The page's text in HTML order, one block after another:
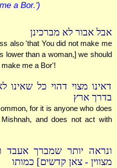
a Bor.')
אבל אבור לא מברכינן
also 'that You did not make me
lower than a woman,] we should
me a Bor'!
דאינו מצוי דהוי כל
בדרך ארץ
for it is anyone who does
and does not act with
ונראה יותר שמברך אעבד
מצווין - צאן קדשים] כמותו